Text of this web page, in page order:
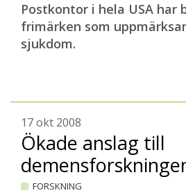
Postkontor i hela USA har
frimärken som
sjukdom.
17 okt 2008
Ökade anslag till
FORSKNING